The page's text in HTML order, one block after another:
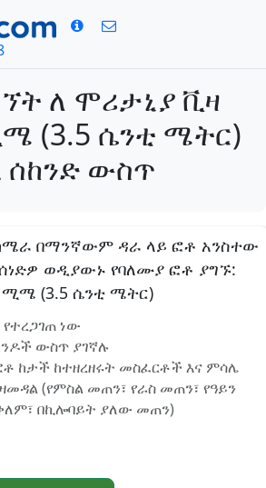
ለ ሞሪታኒያ ቪዛ
(3.5 ሴንቲ ሜትር)
ሰከንድ ውስጥ
በማንኛውም ዳራ ላይ ፎቶ አንስተው
ወዲያውኑ የባለሙያ ፎቶ ያግኙ:
ሚሜ (3.5 ሴንቲ ሜትር)
ነው
ውስጥ ያገኛሉ
ከታች ከተዘረዘሩት መስፈርቶች እና ምሳሌ
(የምስል መጠን፣ የራስ መጠን፣ የዓይን
በኪሎባይት ያለው መጠን)